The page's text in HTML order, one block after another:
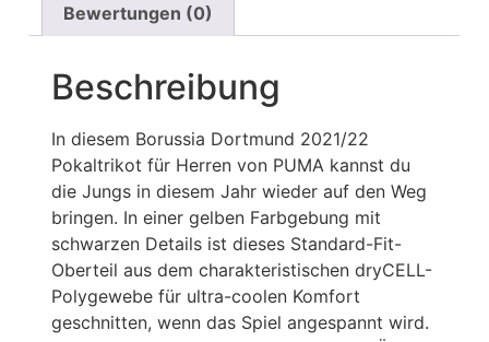
Bewertungen (0)
Beschreibung
In diesem Borussia Dortmund 2021/22
Pokaltrikot für Herren von PUMA kannst du
die Jungs in diesem Jahr wieder auf den Weg
bringen. In einer gelben Farbgebung mit
schwarzen Details ist dieses Standard-Fit-
Oberteil aus dem charakteristischen dryCELL-
Polygewebe für ultra-coolen Komfort
geschnitten, wenn das Spiel angespannt wird.